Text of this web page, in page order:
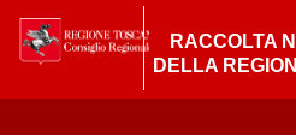
RACCOLTA
DELLA